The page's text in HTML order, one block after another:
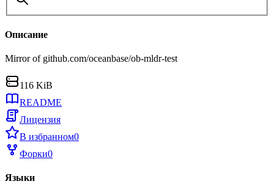
Описание
Mirror of github.com/oceanbase/ob-mldr-test
116 KiB
README
Лицензия
В избранном0
Форки0
Языки